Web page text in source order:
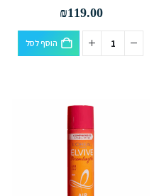
₪119.00
הוסף לסל